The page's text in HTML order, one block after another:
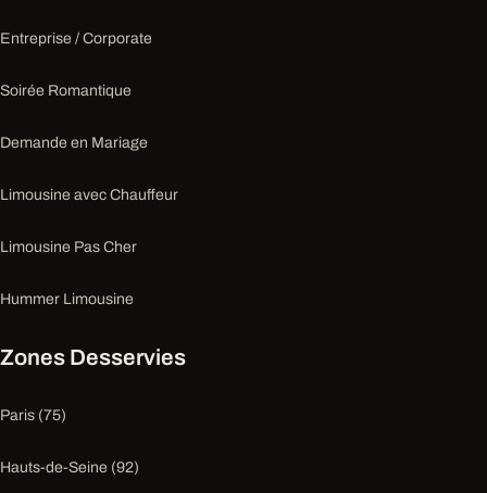
Entreprise / Corporate
Soirée Romantique
Demande en Mariage
Limousine avec Chauffeur
Limousine Pas Cher
Hummer Limousine
Zones Desservies
Paris (75)
Hauts-de-Seine (92)